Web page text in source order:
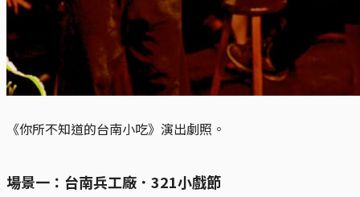
《你所不知道的台南小吃》演出劇照。
場景一：台南兵工廠．321小戲節